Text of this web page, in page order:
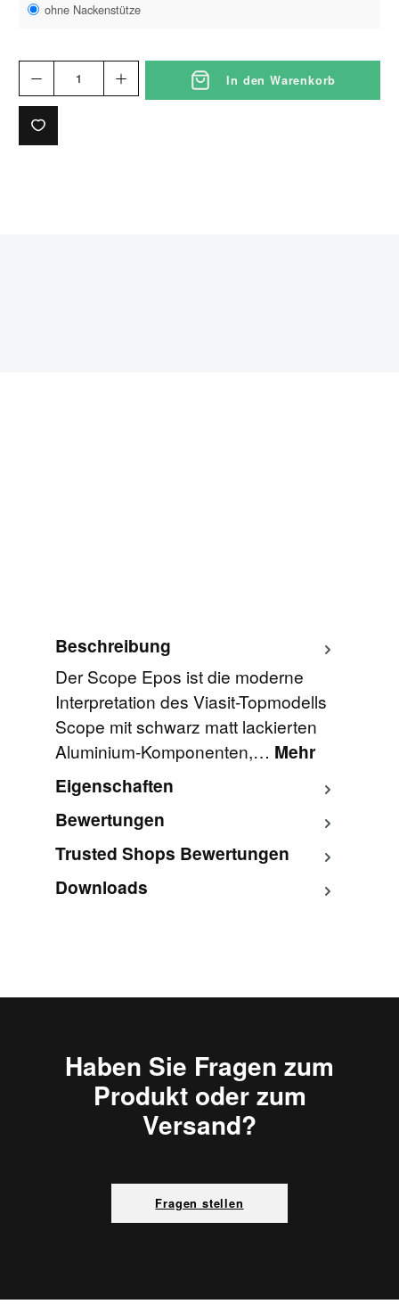
ohne Nackenstütze
In den Warenkorb
Beschreibung
Der Scope Epos ist die moderne
Interpretation des Viasit-Topmodells
Scope mit schwarz matt lackierten
Aluminium-Komponenten,… Mehr
Eigenschaften
Bewertungen
Trusted Shops Bewertungen
Downloads
Haben Sie Fragen zum
Produkt oder zum
Versand?
Fragen stellen